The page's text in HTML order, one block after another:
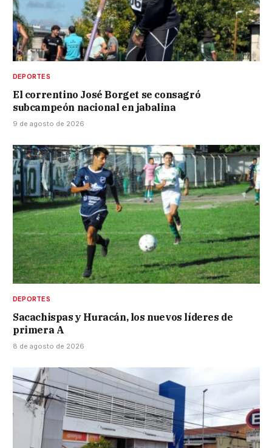
DEPORTES
El correntino José Borget se consagró
subcampeón nacional en jabalina
9 de agosto de 2026
DEPORTES
Sacachispas y Huracán, los nuevos líderes de
primera A
8 de agosto de 2026